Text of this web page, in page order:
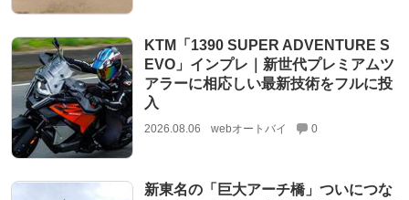
KTM「1390 SUPER ADVENTURE S
EVO」インプレ｜新世代プレミアムツ
アラーに相応しい最新技術をフルに投
入
2026.08.06 webオートバイ 0
新東名の「巨大アーチ橋」ついにつな